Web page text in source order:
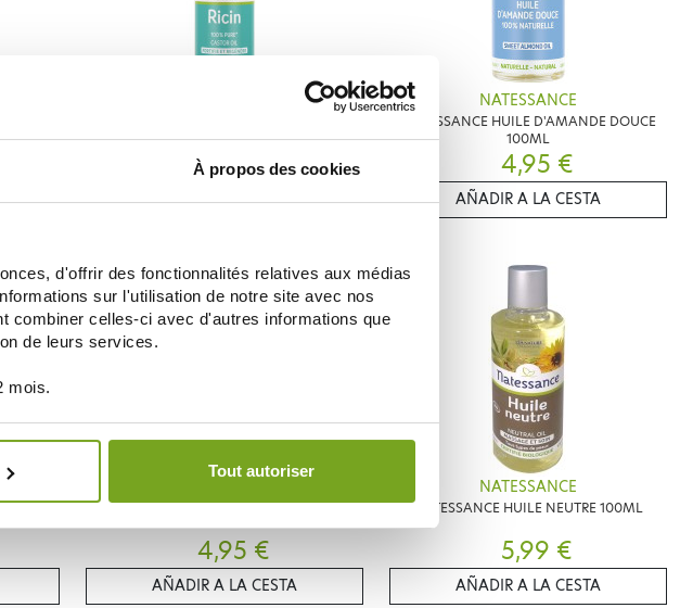
À propos des cookies
d'offrir des fonctionnalités relatives aux médias
sur l'utilisation de notre site avec nos
combiner celles-ci avec d'autres informations que
de leurs services.
mois.
Tout autoriser
4,80 €
AÑADIR A LA CESTA
NATESSANCE
NATESSANCE HUILE D'AMANDE DOUCE
100ML
4,95 €
AÑADIR A LA CESTA
NATESSANCE HUILE SESAME BIO 100ML
4,95 €
AÑADIR A LA CESTA
NATESSANCE
NATESSANCE HUILE NEUTRE 100ML
5,99 €
AÑADIR A LA CESTA